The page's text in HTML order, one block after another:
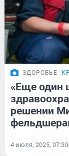
ЗДОРОВЬЕ
«Eще один
решении
4 июля, 2025, 07:30